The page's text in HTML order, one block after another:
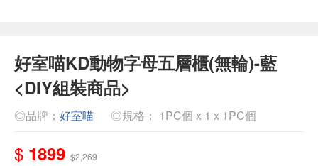
好室喵KD動物字母五層櫃(無輪)-藍
<DIY組裝商品>
◎品牌： 好室喵 ◎規格： 1PC個 x 1 x 1PC個
$ 1899 $2,269